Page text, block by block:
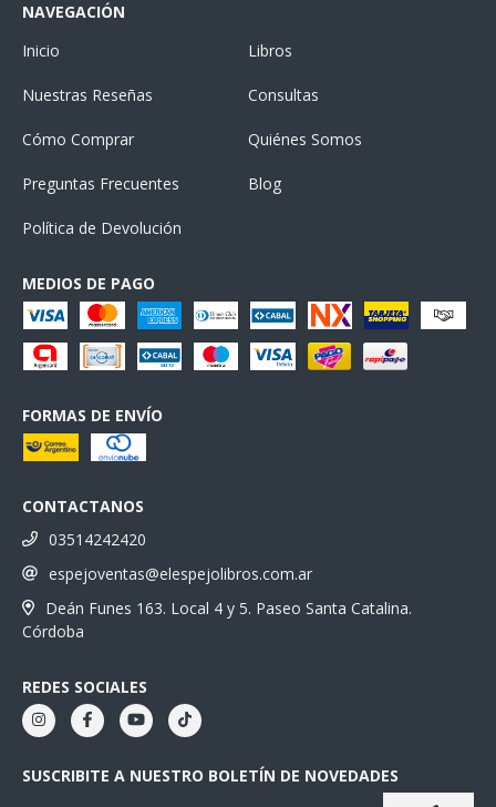
NAVEGACIÓN
Inicio
Libros
Nuestras Reseñas Consultas
Cómo Comprar Quiénes Somos
Preguntas Frecuentes Blog
Política de Devolución
MEDIOS DE PAGO
FORMAS DE ENVÍO
CONTACTANOS
03514242420
espejoventas@elespejolibros.com.ar
Deán Funes 163. Local 4 y 5. Paseo Santa Catalina.
Córdoba
REDES SOCIALES
SUSCRIBITE A NUESTRO BOLETÍN DE NOVEDADES